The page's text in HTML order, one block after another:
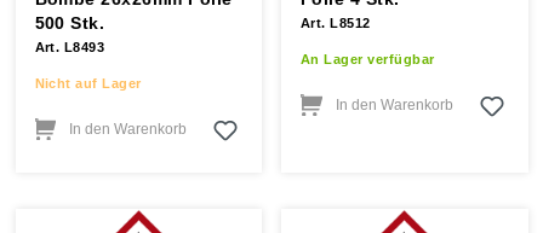
500 Stk.
Art. L8493
Nicht auf Lager
In den Warenkorb
Art. L8512
An Lager verfügbar
In den Warenkorb